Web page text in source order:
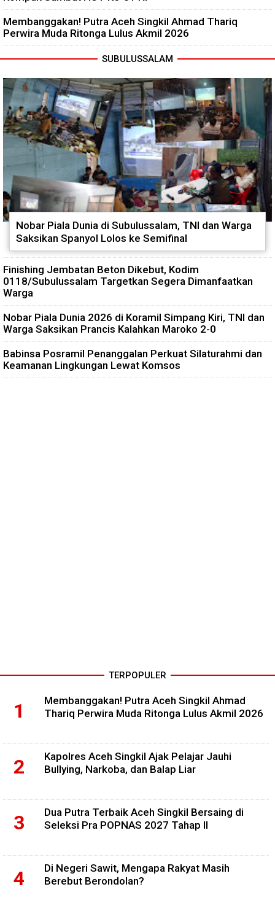
Membanggakan! Putra Aceh Singkil Ahmad Thariq
Perwira Muda Ritonga Lulus Akmil 2026
SUBULUSSALAM
Nobar Piala Dunia di Subulussalam, TNI dan Warga
Saksikan Spanyol Lolos ke Semifinal
Finishing Jembatan Beton Dikebut, Kodim
0118/Subulussalam Targetkan Segera Dimanfaatkan
Warga
Nobar Piala Dunia 2026 di Koramil Simpang Kiri, TNI dan
Warga Saksikan Prancis Kalahkan Maroko 2-0
Babinsa Posramil Penanggalan Perkuat Silaturahmi dan
Keamanan Lingkungan Lewat Komsos
TERPOPULER
Membanggakan! Putra Aceh Singkil Ahmad
Thariq Perwira Muda Ritonga Lulus Akmil 2026
Kapolres Aceh Singkil Ajak Pelajar Jauhi
Bullying, Narkoba, dan Balap Liar
Dua Putra Terbaik Aceh Singkil Bersaing di
Seleksi Pra POPNAS 2027 Tahap II
Di Negeri Sawit, Mengapa Rakyat Masih
Berebut Berondolan?